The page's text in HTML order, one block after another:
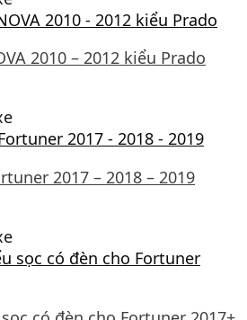
2010 – 2012 kiểu Prado
2017 – 2018 – 2019